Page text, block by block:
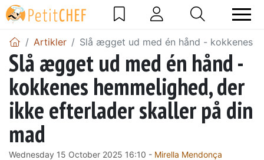
Artikler Slå ægget ud med én hånd - kokkenes
Slå ægget ud med én hånd -
kokkenes hemmelighed, der
ikke efterlader skaller på din
mad
Wednesday 15 October 2025 16:10 - Mirella Mendonça